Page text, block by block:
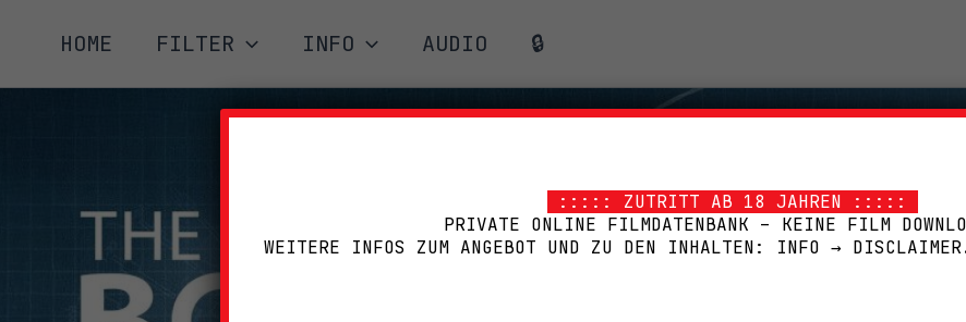
Inhalt
springen
HOME FILTER INFO AUDIO 🔒
::::: ZUTRITT AB 18 JAHREN :::::
PRIVATE ONLINE FILMDATENBANK – KEINE FILM
WEITERE INFOS ZUM ANGEBOT UND ZU DEN INHALTEN: INFO →